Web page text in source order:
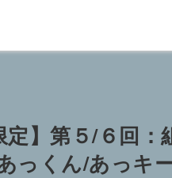
定】第５/６回
っくん/あっキ